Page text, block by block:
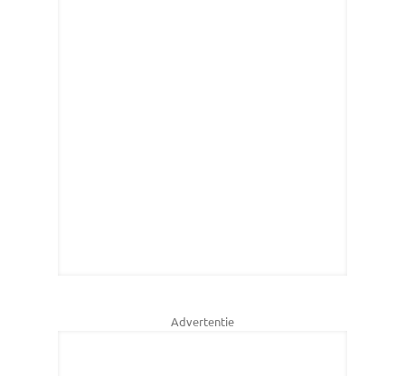
Advertentie